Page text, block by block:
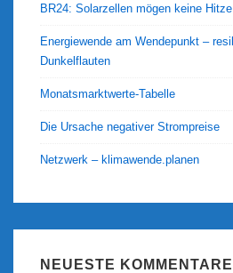
BR24: Solarzellen mögen keine
Energiewende am Wendepunkt –
Dunkelflauten
Monatsmarktwerte-Tabelle
Die Ursache negativer Strompreise
Netzwerk – klimawende.planen
NEUESTE KOMMENTARE